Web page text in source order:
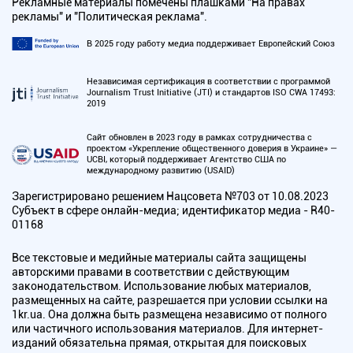
рекламы" и "Политическая реклама".
В 2025 году работу медиа поддерживает Европейский Союз
Независимая сертификация в соответствии с программой
Journalism Trust Initiative (JTI) и стандартов ISO CWA 17493:
2019
Сайт обновлен в 2023 году в рамках сотрудничества с
проектом «Укрепление общественного доверия в Украине» —
UCBI, который поддерживает Агентство США по
международному развитию (USAID)
Зарегистрировано решением Нацсовета №703 от 10.08.2023
Субъект в сфере онлайн-медиа; идентификатор медиа - R40-
01168
Все текстовые и медийные материалы сайта защищены
авторскими правами в соответствии с действующим
законодательством. Использование любых материалов,
размещенных на сайте, разрешается при условии ссылки на
1kr.ua. Она должна быть размещена независимо от полного
или частичного использования материалов. Для интернет-
изданий обязательна прямая, открытая для поисковых